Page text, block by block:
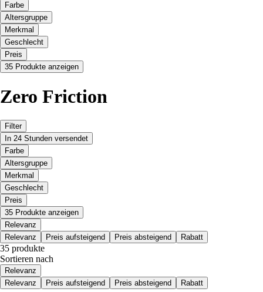
Farbe
Altersgruppe
Merkmal
Geschlecht
Preis
35 Produkte anzeigen
Zero Friction
Filter
In 24 Stunden versendet
Farbe
Altersgruppe
Merkmal
Geschlecht
Preis
35 Produkte anzeigen
Relevanz
Relevanz
Preis aufsteigend Preis absteigend Rabatt
35 produkte
Sortieren nach
Relevanz
Relevanz
Preis aufsteigend Preis absteigend Rabatt